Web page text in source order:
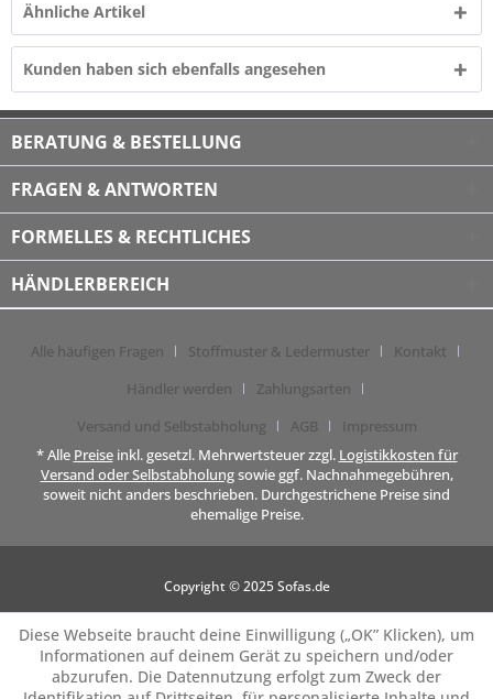
Ähnliche Artikel
Kunden haben sich ebenfalls angesehen
BERATUNG & BESTELLUNG
FRAGEN & ANTWORTEN
FORMELLES & RECHTLICHES
HÄNDLERBEREICH
Alle häufigen Fragen Stoffmuster & Ledermuster
Kontakt
Händler werden
Zahlungsarten
Versand und Selbstabholung
AGB
Impressum
* Alle Preiseinkl. gesetzl. Mehrwertsteuer zzgl. Logistikkosten für
Versand oder Selbstabholungsowie ggf. Nachnahmegebühren,
soweit nicht anders beschrieben. Durchgestrichene Preise sind
ehemalige Preise.
Copyright © 2025 Sofas.de
Diese Webseite braucht deine Einwilligung („OK” Klicken), um
Informationen auf deinem Gerät zu speichern und/oder
abzurufen. Die Datennutzung erfolgt zum Zweck der